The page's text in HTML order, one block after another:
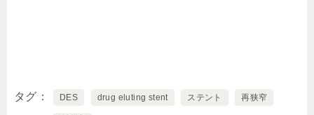
タグ DES drug eluting stent ステント 再狭窄